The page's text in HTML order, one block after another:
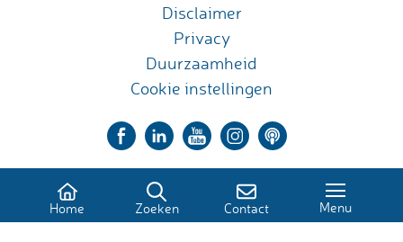
Disclaimer
Privacy
Duurzaamheid
Cookie instellingen
Home Zoeken Contact Menu